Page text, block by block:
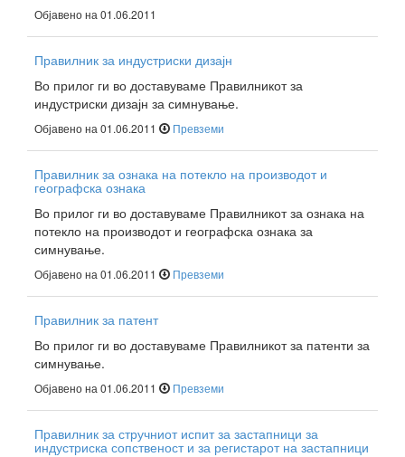
Објавено на 01.06.2011
Правилник за индустриски дизајн
Во прилог ги во доставуваме Правилникот за
индустриски дизајн за симнување.
Објавено на 01.06.2011 Превземи
Правилник за ознака на потекло на производот и
географска ознака
Во прилог ги во доставуваме Правилникот за ознака на
потекло на производот и географска ознака за
симнување.
Објавено на 01.06.2011 Превземи
Правилник за патент
Во прилог ги во доставуваме Правилникот за патенти за
симнување.
Објавено на 01.06.2011 Превземи
Правилник за стручниот испит за застапници за
индустриска сопственост и за регистарот на застапници